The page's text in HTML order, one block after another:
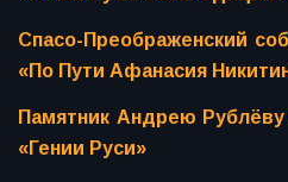
Спасо-Преображенский
«По Пути Афанасия
Памятник Андрею
«Гении Руси»